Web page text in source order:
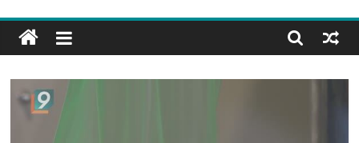
Канал
Старый
Оскол